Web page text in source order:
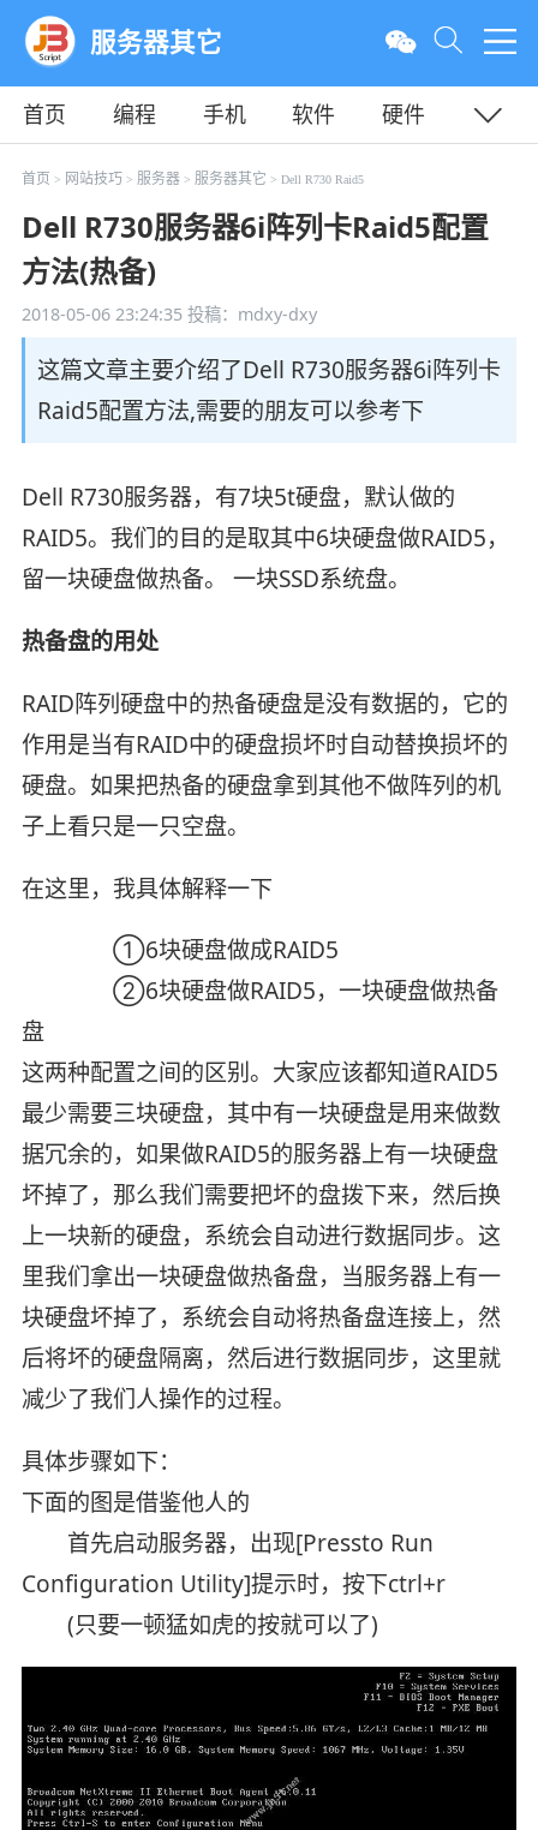
服务器其它
首页 编程 手机 软件
硬件
教程
平面 服务器
首页 > 网站技巧 > 服务器> 服务器其它 > Dell R730 Raid5
Dell R730服务器6i阵列卡Raid5配置
方法(热备)
2018-05-06 23:24:35投稿：mdxy-dxy
这篇文章主要介绍了Dell R730服务器6i阵列卡
Raid5配置方法,需要的朋友可以参考下
Dell R730服务器，有7块5t硬盘，默认做的
RAID5。我们的目的是取其中6块硬盘做RAID5，
留一块硬盘做热备。 一块SSD系统盘。
热备盘的用处
RAID阵列硬盘中的热备硬盘是没有数据的，它的
作用是当有RAID中的硬盘损坏时自动替换损坏的
硬盘。如果把热备的硬盘拿到其他不做阵列的机
子上看只是一只空盘。
在这里，我具体解释一下
①6块硬盘做成RAID5
②6块硬盘做RAID5，一块硬盘做热备
盘
这两种配置之间的区别。大家应该都知道RAID5
最少需要三块硬盘，其中有一块硬盘是用来做数
据冗余的，如果做RAID5的服务器上有一块硬盘
坏掉了，那么我们需要把坏的盘拨下来，然后换
上一块新的硬盘，系统会自动进行数据同步。这
里我们拿出一块硬盘做热备盘，当服务器上有一
块硬盘坏掉了，系统会自动将热备盘连接上，然
后将坏的硬盘隔离，然后进行数据同步，这里就
减少了我们人操作的过程。
具体步骤如下：
下面的图是借鉴他人的
首先启动服务器，出现[Pressto Run
Configuration Utility]提示时，按下ctrl+r
(只要一顿猛如虎的按就可以了)